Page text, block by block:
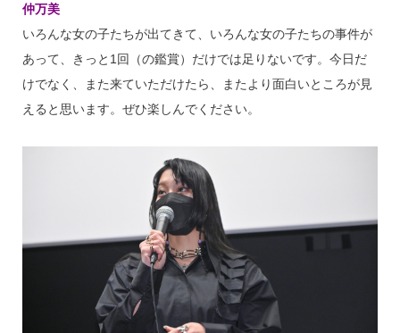
仲万美
いろんな女の子たちが出てきて、いろんな女の子たちの事件が
あって、きっと1回（の鑑賞）だけでは足りないです。今日だ
けでなく、また来ていただけたら、またより面白いところが見
えると思います。ぜひ楽しんでください。